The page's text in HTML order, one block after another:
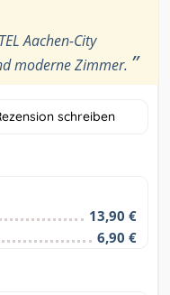
Aachen-City
moderne Zimmer. ”
schreiben
13,90 €
6,90 €